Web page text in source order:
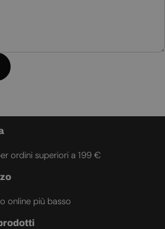
ordini superiori a 199 €
online più basso